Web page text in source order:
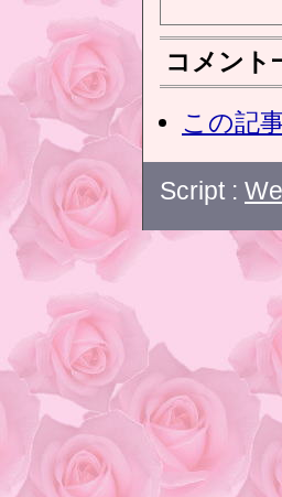
コメント
この記
Script :